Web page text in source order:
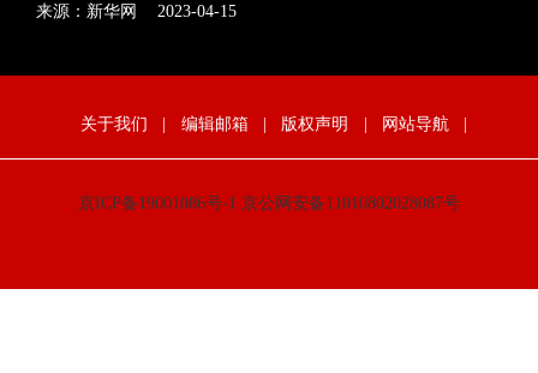
来源：新华网 2023-04-15
关于我们 | 编辑邮箱 | 版权声明 | 网站导航 |
京ICP备19001086号-1 京公网安备11010802028087号